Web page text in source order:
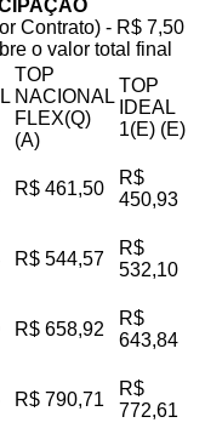
Contrato) - R$ 7,50
o valor total final
TOP
NACIONAL
FLEX(Q)
(A)
TOP
IDEAL
1(E) (E)
R$ 461,50
R$
450,93
R$ 544,57
R$
532,10
R$ 658,92
R$
643,84
R$ 790,71
R$
772,61